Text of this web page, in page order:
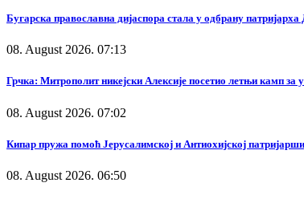
Бугарска православна дијаспора стала у одбрану
08. August 2026. 07:13
Грчка: Митрополит никејски Алексије посетио летњи камп за
08. August 2026. 07:02
Кипар пружа помоћ Јерусалимској и Антиохијској
08. August 2026. 06:50